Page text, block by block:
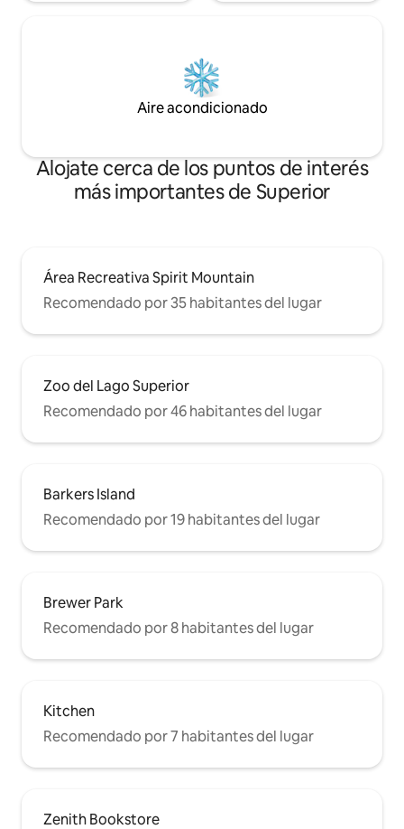
Aire acondicionado
Alojate cerca de los puntos de interés
más importantes de Superior
Área Recreativa Spirit Mountain
Recomendado por 35 habitantes del lugar
Zoo del Lago Superior
Recomendado por 46 habitantes del lugar
Barkers Island
Recomendado por 19 habitantes del lugar
Brewer Park
Recomendado por 8 habitantes del lugar
Kitchen
Recomendado por 7 habitantes del lugar
Zenith Bookstore